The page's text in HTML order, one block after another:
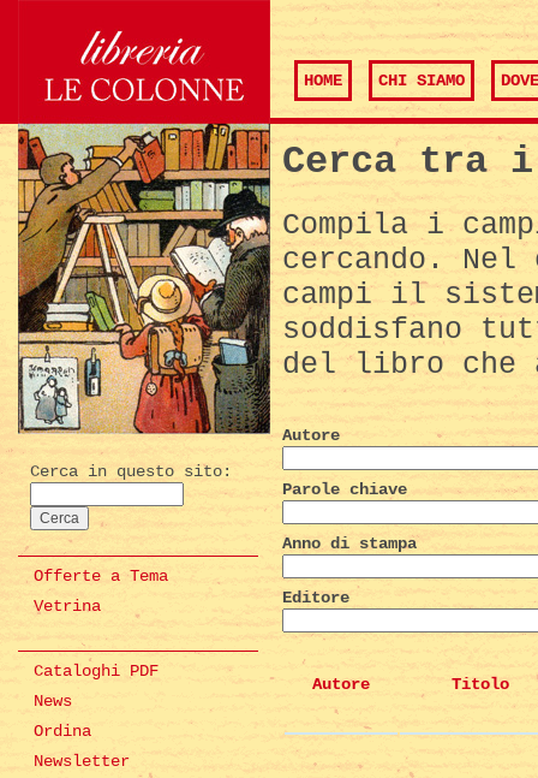
HOME CHI SIAMO
Cerca in questo sito:
Offerte a Tema
Vetrina
Cataloghi PDF
News
Ordina
Newsletter
Cerca tra
Compila i
cercando.
campi il
soddisfano
del libro che
Autore
Parole chiave
Anno di stampa
Editore
Autore Titolo